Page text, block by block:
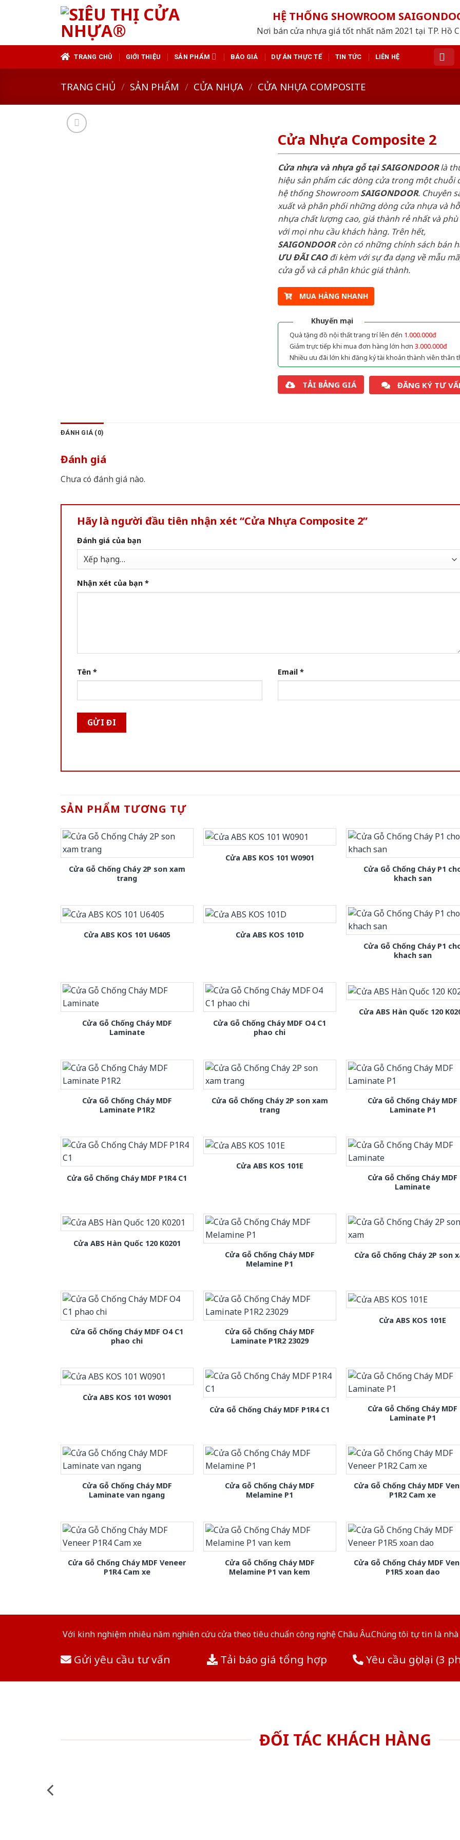
HỆ THỐNG SHOWROOM
Nơi bán cửa nhựa giá tốt nhất năm 2021 tại TP. Hồ
TRANG CHỦ GIỚI THIỆU SẢN PHẨM BÁO GIÁ DỰ ÁN THỰC TẾ TIN TỨC LIÊN HỆ
TRANG CHỦ / SẢN PHẨM / CỬA NHỰA / CỬA NHỰA COMPOSITE
Cửa Nhựa Composite 2
Cửa nhựa và nhựa gỗ tại SAIGONDOORlà
hiệu sản phẩm các dòng cửa trong một chuỗi
hệ thống ShowroomSAIGONDOOR. Chuyên
xuất và phân phối những dòng cửa nhựa và
nhựa chất lượng cao, giá thành rẻ nhất và
với mọi nhu cầu khách hàng. Trên hết,
SAIGONDOORcòn có những chính sách bán
ƯU ĐÃI CAOđi kèm với sự đa dạng về mẫu
cửa gỗ và cả phân khúc giá thành.
MUA HÀNG NHANH
Khuyến mại
Quà tặng đồ nội thất trang trí lên đến 1.000.000đ
Giảm trực tiếp khi mua đơn hàng lớn hơn 3.000.000đ
Nhiều ưu đãi lớn khi đăng ký tài khoản thành viên thân
TẢI BẢNG GIÁ ĐĂNG KÝ TƯ
ĐÁNH GIÁ (0)
Đánh giá
Chưa có đánh giá nào.
Hãy là người đầu tiên nhận xét “Cửa Nhựa Composite 2”
Đánh giá của bạn
Nhận xét của bạn *
Tên * Email *
SẢN PHẨM TƯƠNG TỰ
Cửa Gỗ Chống Cháy 2P son xam
trang
Cửa ABS KOS 101 W0901
Cửa Gỗ Chống Cháy P1
khach san
Cửa ABS KOS 101 U6405
Cửa ABS KOS 101D
Cửa Gỗ Chống Cháy P1
khach san
Cửa Gỗ Chống Cháy MDF
Laminate
Cửa Gỗ Chống Cháy MDF O4 C1
phao chi
Cửa ABS Hàn Quốc 120
Cửa Gỗ Chống Cháy MDF
Laminate P1R2
Cửa Gỗ Chống Cháy 2P son xam
trang
Cửa Gỗ Chống Cháy MDF
Laminate P1
Cửa Gỗ Chống Cháy MDF P1R4 C1
Cửa ABS KOS 101E
Cửa Gỗ Chống Cháy MDF
Laminate
Cửa ABS Hàn Quốc 120 K0201
Cửa Gỗ Chống Cháy MDF
Melamine P1
Cửa Gỗ Chống Cháy 2P son
Cửa Gỗ Chống Cháy MDF O4 C1
phao chi
Cửa Gỗ Chống Cháy MDF
Laminate P1R2 23029
Cửa ABS KOS 101E
Cửa ABS KOS 101 W0901
Cửa Gỗ Chống Cháy MDF P1R4 C1
Cửa Gỗ Chống Cháy MDF
Laminate P1
Cửa Gỗ Chống Cháy MDF
Laminate van ngang
Cửa Gỗ Chống Cháy MDF
Melamine P1
Cửa Gỗ Chống Cháy MDF
P1R2 Cam xe
Cửa Gỗ Chống Cháy MDF Veneer
P1R4 Cam xe
Cửa Gỗ Chống Cháy MDF
Melamine P1 van kem
Cửa Gỗ Chống Cháy MDF
P1R5 xoan dao
Với kinh nghiệm nhiêu năm nghiên cứu cửa theo tiêu chuẩn công nghệ Châu Âu.Chúng tôi tự tin là
Gửi yêu cầu tư vấn Tải báo giá tổng hợp Yêu cầu gọi lại (3
ĐỐI TÁC KHÁCH HÀNG